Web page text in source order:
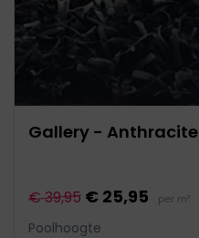
Gallery - Anthracite
€ 39,95 € 25,95 per m²
Poolhoogte